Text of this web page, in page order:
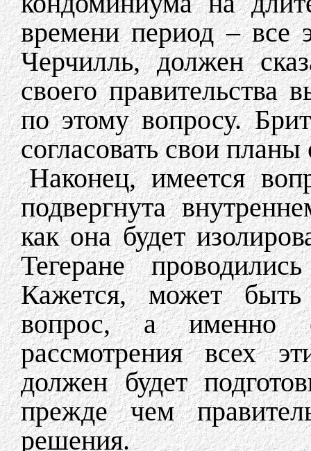
времени период – все
Черчилль, должен
своего правительства
по этому вопросу.
согласовать свои
Наконец, имеется
подвергнута
как она будет
Тегеране
Кажется, может
вопрос, а именно
рассмотрения всех
должен будет
прежде чем
решения.